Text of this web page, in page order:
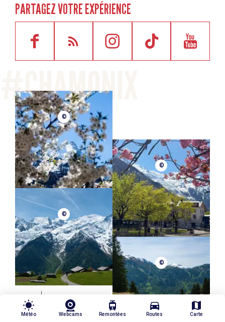
PARTAGEZ VOTRE EXPÉRIENCE
©
©
©
©
wb_sunny
Météo Webcams
tram
Remontées
directions_car
Routes
map
Carte